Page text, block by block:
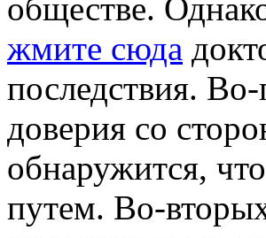
обществе.
жмите сюда
последствия.
доверия со
обнаружится,
путем. Во-